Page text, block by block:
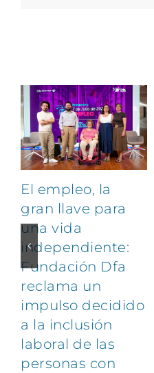
El empleo, la
gran llave para
una vida
independiente:
Fundación Dfa
reclama un
impulso decidido
a la inclusión
laboral de las
personas con